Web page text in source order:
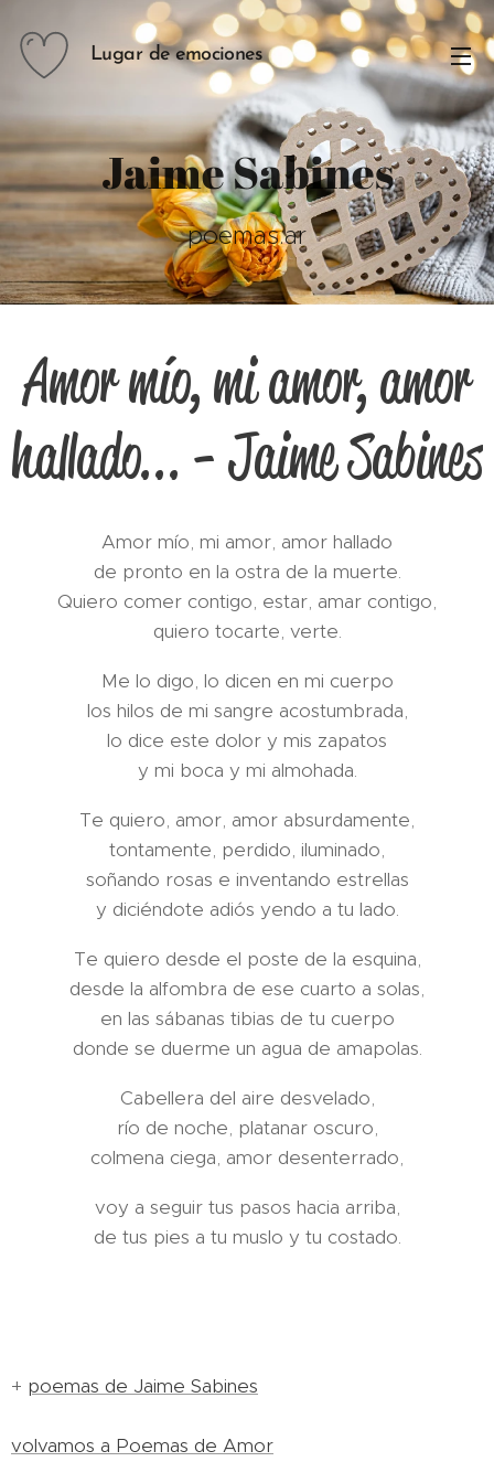
Lugar de emociones
Jaime Sabines
poemas.ar
Amor mío, mi amor, amor
hallado... - Jaime Sabines
Amor mío, mi amor, amor hallado
de pronto en la ostra de la muerte.
Quiero comer contigo, estar, amar contigo,
quiero tocarte, verte.
Me lo digo, lo dicen en mi cuerpo
los hilos de mi sangre acostumbrada,
lo dice este dolor y mis zapatos
y mi boca y mi almohada.
Te quiero, amor, amor absurdamente,
tontamente, perdido, iluminado,
soñando rosas e inventando estrellas
y diciéndote adiós yendo a tu lado.
Te quiero desde el poste de la esquina,
desde la alfombra de ese cuarto a solas,
en las sábanas tibias de tu cuerpo
donde se duerme un agua de amapolas.
Cabellera del aire desvelado,
río de noche, platanar oscuro,
colmena ciega, amor desenterrado,
voy a seguir tus pasos hacia arriba,
de tus pies a tu muslo y tu costado.
+ poemas de Jaime Sabines
volvamos a Poemas de Amor